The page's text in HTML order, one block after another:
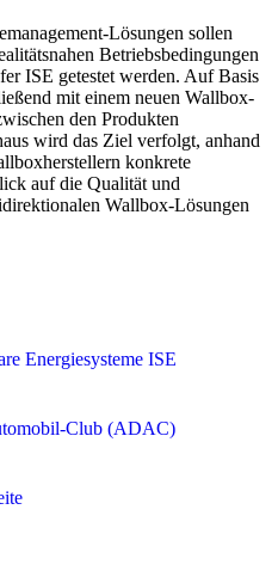
Lösungen sollen
Betriebsbedingungen
ISE getestet werden. Auf Basis
mit einem neuen Wallbox-
den Produkten
wird das Ziel verfolgt, anhand
konkrete
auf die Qualität und
Wallbox-Lösungen
Energiesysteme ISE
Club (ADAC)